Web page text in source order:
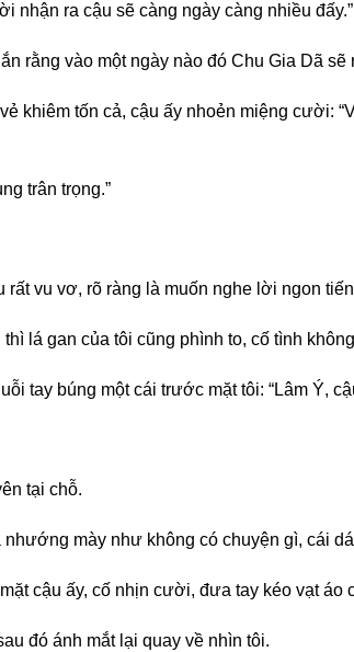
nhận ra cậu sẽ càng ngày càng nhiều đấy.”
rằng vào một ngày nào đó Chu Gia Dã sẽ
khiêm tốn cả, cậu ấy nhoẻn miệng cười:
trân trọng.”
vu vơ, rõ ràng là muốn nghe lời ngon
lá gan của tôi cũng phình to, cố tình
tay búng một cái trước mặt tôi: “Lâm Ý,
tại chỗ.
mày như không có chuyện gì, cái
cậu ấy, cố nhịn cười, đưa tay kéo vạt áo
đó ánh mắt lại quay về nhìn tôi.